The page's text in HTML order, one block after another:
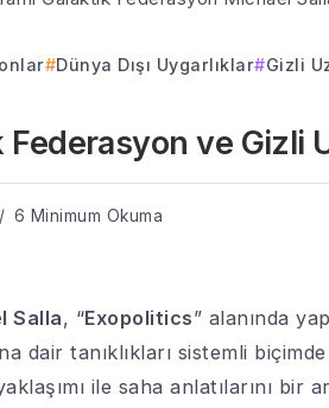
Dünya Dışı Uygarlıklar Gizli
Federasyon ve Gizli
6 Minimum Okuma
Salla, “Exopolitics” alanında
dair tanıklıkları sistemli
ile saha anlatılarını